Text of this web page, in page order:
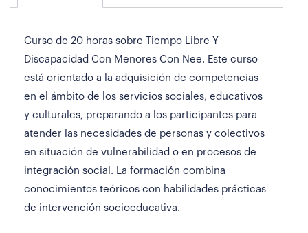
Curso de 20 horas sobre Tiempo Libre Y
Discapacidad Con Menores Con Nee. Este curso
está orientado a la adquisición de competencias
en el ámbito de los servicios sociales, educativos
y culturales, preparando a los participantes para
atender las necesidades de personas y colectivos
en situación de vulnerabilidad o en procesos de
integración social. La formación combina
conocimientos teóricos con habilidades prácticas
de intervención socioeducativa.